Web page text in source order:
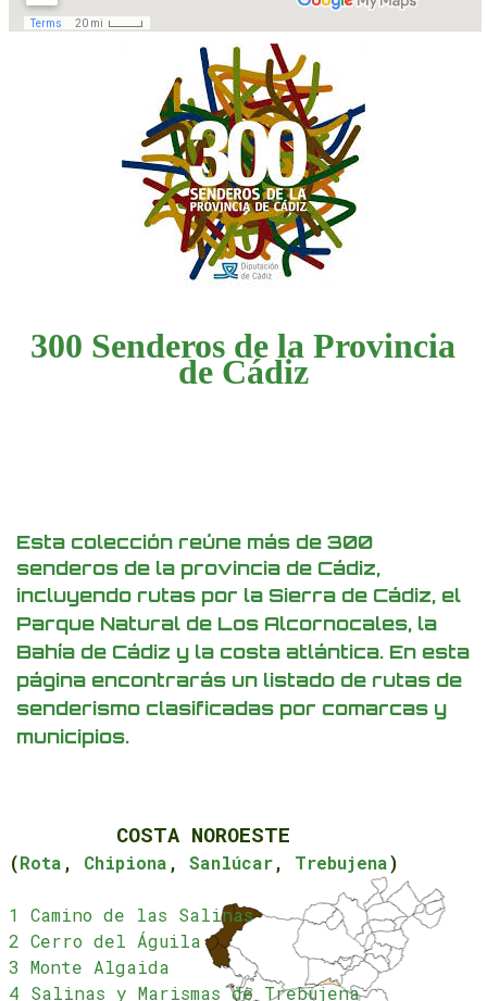
300 Senderos de la Provincia
de Cádiz
Provincia
de
Cádiz
Esta colección reúne más de 300
senderos de la provincia de Cádiz,
incluyendo rutas por la Sierra de Cádiz, el
Parque Natural de Los Alcornocales, la
Bahía de Cádiz y la costa atlántica. En esta
página encontrarás un listado de rutas de
senderismo clasificadas por comarcas y
municipios.
COSTA NOROESTE
(Rota , Chipiona , Sanlúcar, Trebujena)
1 Camino de las Salinas
2 Cerro del Águila
3 Monte Algaida
4 Salinas y Marismas de Trebujena